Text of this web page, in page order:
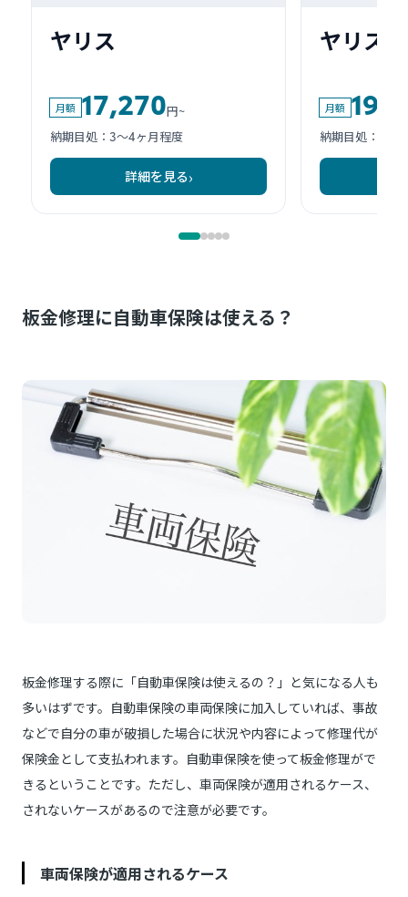
板金修理に自動車保険は使える？
板金修理する際に「自動車保険は使えるの？」と気になる人も
多いはずです。自動車保険の車両保険に加入していれば、事故
などで自分の車が破損した場合に状況や内容によって修理代が
保険金として支払われます。自動車保険を使って板金修理がで
きるということです。ただし、車両保険が適用されるケース、
されないケースがあるので注意が必要です。
車両保険が適用されるケース